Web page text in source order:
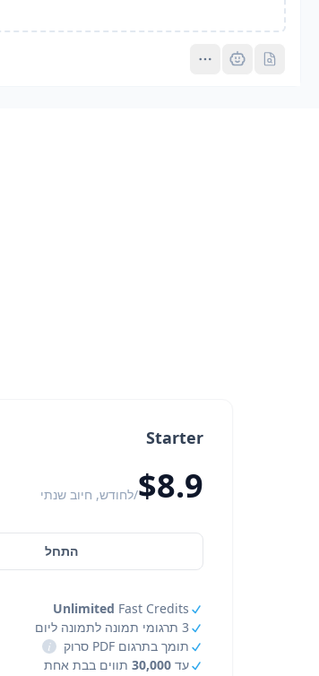
Pro
Starter
$8.9/לחודש, חיוב שנתי
התחל
Unlimited Fast Credits
3 תרגומי תמונה לתמונה ליום
תומך בתרגום PDF סרוק
i
עד 30,000 תווים בבת אחת